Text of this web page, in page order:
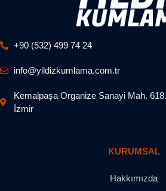
+90 (532) 499 74 24
info@yildizkumlama.com.tr
Kemalpaşa Organize Sanayi Mah.
İzmir
KURUMSAL
Hakkımızda